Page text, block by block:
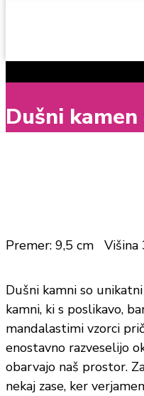
Dušni kamen
Premer: 9,5 cm Višina
Dušni kamni so
kamni, ki s poslikavo,
mandalastimi vzorci
enostavno razveselijo
obarvajo naš prostor.
nekaj zase, ker